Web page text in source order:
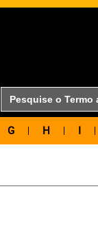
Search
for:
G H I